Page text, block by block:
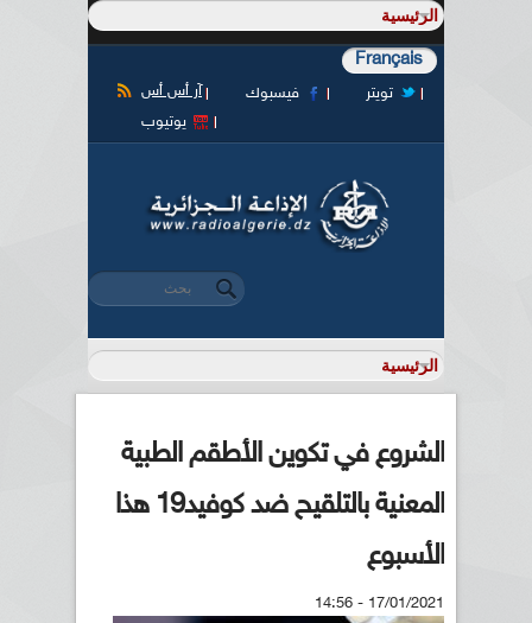
Français
آر أس أس فيسبوك
تويتر
يوتيوب
استمارة البحث
‏بحث ‏
الشروع في تكوين الأطقم الطبية
المعنية بالتلقيح ضد كوفيد19 هذا
الأسبوع
17/01/2021 - 14:56